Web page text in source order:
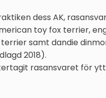
dess AK,
toy fox terrier,
samt dandie
2018).
rasansvaret för